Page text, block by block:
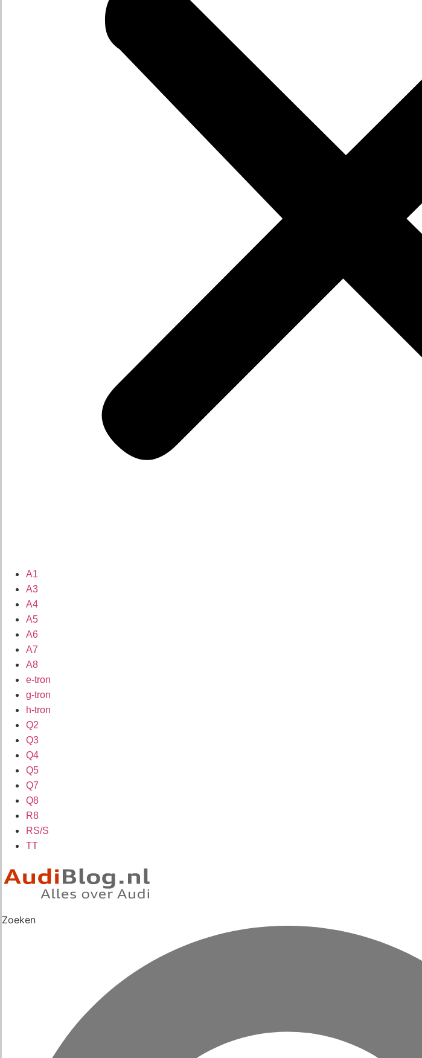
A1
A3
A4
A5
A6
A7
A8
e-tron
g-tron
h-tron
Q2
Q3
Q4
Q5
Q7
Q8
R8
RS/S
TT
Zoeken